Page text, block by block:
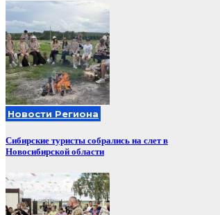
Новости Региона
Сибирские туристы собрались на слет в
Новосибирской области